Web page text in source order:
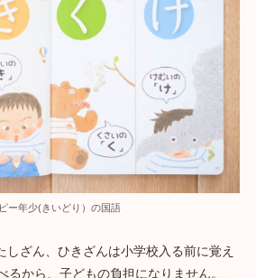
ー年少(きいどり）の国語
しざん、ひきざんは小学校入る前に覚え
るから、子どもの負担になりません。